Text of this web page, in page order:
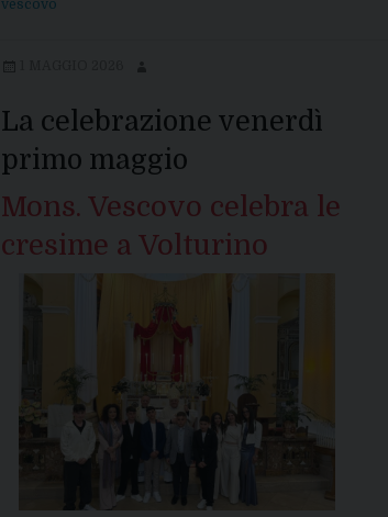
vescovo
La celebrazione venerdì
primo maggio
Mons. Vescovo celebra le
cresime a Volturino